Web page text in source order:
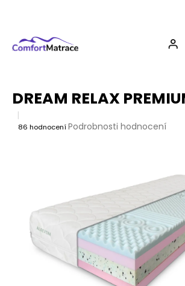
DREAM RELAX
Průměrné
hvězdiček.
86 hodnoceníPodrobnosti hodnocení